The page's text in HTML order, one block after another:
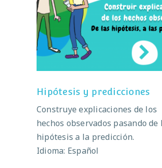
Hipótesis y predicciones
Hipótesis y predicciones
Construye explicaciones de los
hechos observados pasando de
hipótesis a la predicción.
Idioma: Español